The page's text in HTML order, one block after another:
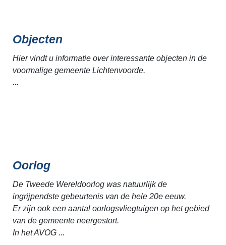
Objecten
Hier vindt u informatie over interessante objecten in de
voormalige gemeente Lichtenvoorde.
...
Oorlog
De Tweede Wereldoorlog was natuurlijk de
ingrijpendste gebeurtenis van de hele 20e eeuw.
Er zijn ook een aantal oorlogsvliegtuigen op het gebied
van de gemeente neergestort.
In het AVOG ...